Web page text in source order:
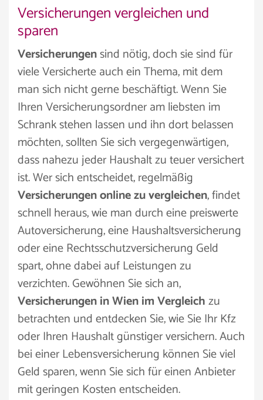
Versicherungen vergleichen und
sparen
Versicherungensind nötig, doch sie sind für
viele Versicherte auch ein Thema, mit dem
man sich nicht gerne beschäftigt. Wenn Sie
Ihren Versicherungsordner am liebsten im
Schrank stehen lassen und ihn dort belassen
möchten, sollten Sie sich vergegenwärtigen,
dass nahezu jeder Haushalt zu teuer versichert
ist. Wer sich entscheidet, regelmäßig
Versicherungen online zu vergleichen, findet
schnell heraus, wie man durch eine preiswerte
Autoversicherung, eine Haushaltsversicherung
oder eine Rechtsschutzversicherung Geld
spart, ohne dabei auf Leistungen zu
verzichten. Gewöhnen Sie sich an,
Versicherungen in Wien im Vergleichzu
betrachten und entdecken Sie, wie Sie Ihr Kfz
oder Ihren Haushalt günstiger versichern. Auch
bei einer Lebensversicherung können Sie viel
Geld sparen, wenn Sie sich für einen Anbieter
mit geringen Kosten entscheiden.